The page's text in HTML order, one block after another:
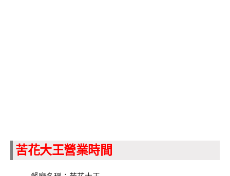
苦花大王營業時間